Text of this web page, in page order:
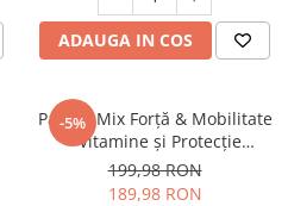
ADAUGA IN COS
-5%
Pachet Mix Forță & Mobilitate
- Vitamine și Protecție
Articulară
199,98 RON
189,98 RON